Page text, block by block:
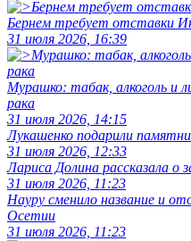
Бернем требует отставки
31 июля 2026, 16:39
Мурашко: табак, алкоголь и
рака
31 июля 2026, 14:15
Лукашенко подарили
31 июля 2026, 12:33
Лариса Долина рассказала о
31 июля 2026, 11:23
Науру сменило название и
Осетии
31 июля 2026, 11:23